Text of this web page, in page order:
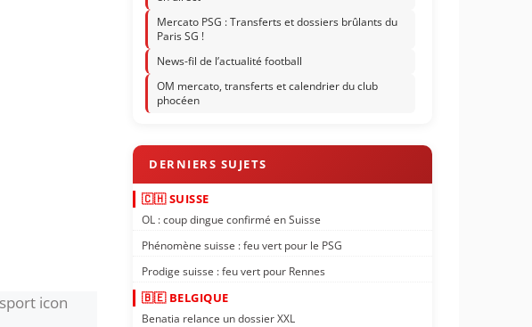
Mercato PSG : Transferts et dossiers brûlants du
Paris SG !
News-fil de l’actualité football
OM mercato, transferts et calendrier du club
phocéen
🇨🇭 SUISSE
OL : coup dingue confirmé en Suisse
Phénomène suisse : feu vert pour le PSG
Prodige suisse : feu vert pour Rennes
🇧🇪 BELGIQUE
Benatia relance un dossier XXL